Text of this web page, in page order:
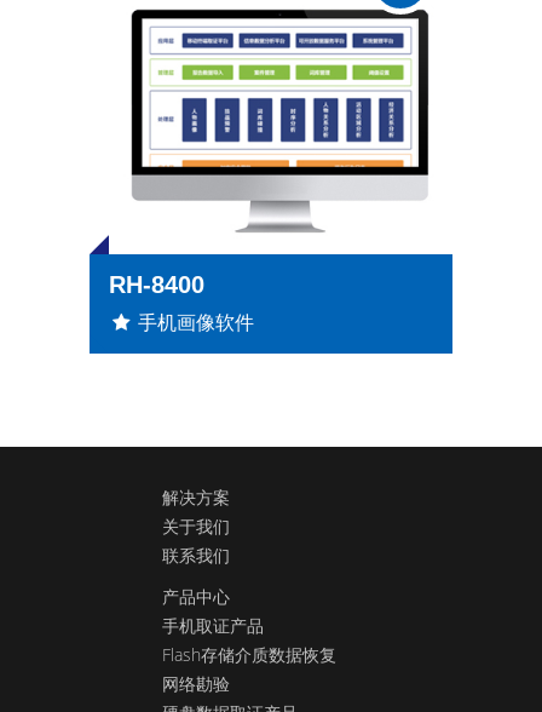
RH-8400
手机画像软件
解决方案
关于我们
联系我们
产品中心
手机取证产品
Flash存储介质数据恢复
网络勘验